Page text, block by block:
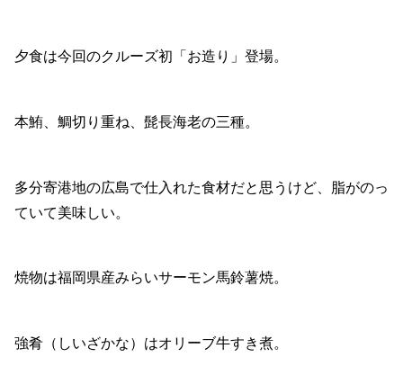
夕食は今回のクルーズ初「お造り」登場。
本鮪、鯛切り重ね、髭長海老の三種。
多分寄港地の広島で仕入れた食材だと思うけど、脂がのっ
ていて美味しい。
焼物は福岡県産みらいサーモン馬鈴薯焼。
強肴（しいざかな）はオリーブ牛すき煮。